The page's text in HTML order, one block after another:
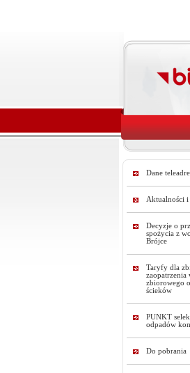
Dane
Aktualności i
Decyzje o
spożycia z
Brójce
Taryfy dla
zaopatrzenia
zbiorowego
ścieków
PUNKT
odpadów
Do pobrania